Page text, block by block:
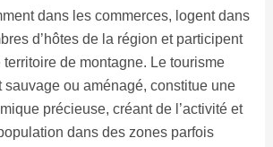
dans les commerces, logent dans
d’hôtes de la région et participent
de montagne. Le tourisme
sauvage ou aménagé, constitue une
précieuse, créant de l’activité et
dans des zones parfois